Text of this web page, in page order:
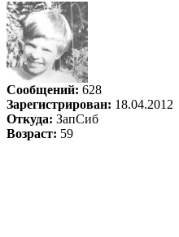
Сообщений: 628
Зарегистрирован: 18.04.2012
Откуда: ЗапСиб
Возраст: 59